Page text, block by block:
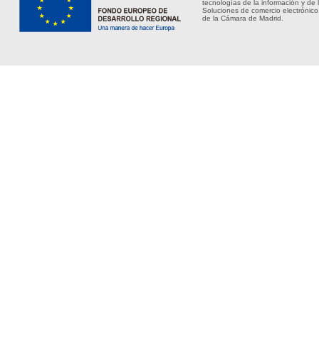
tecnologías de la información y de
Soluciones de comercio
de la Cámara de Madrid.